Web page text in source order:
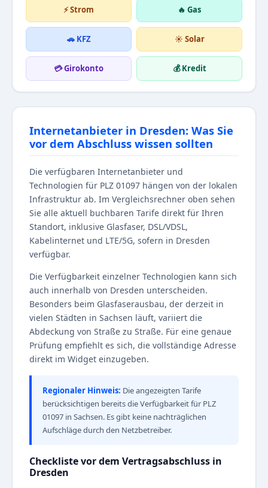
⚡ Strom 🔥 Gas
🚗 KFZ ☀️ Solar
💳 Girokonto 💰 Kredit
Internetanbieter in Dresden: Was Sie
vor dem Abschluss wissen sollten
Die verfügbaren Internetanbieter und
Technologien für PLZ 01097 hängen von der lokalen
Infrastruktur ab. Im Vergleichsrechner oben sehen
Sie alle aktuell buchbaren Tarife direkt für Ihren
Standort, inklusive Glasfaser, DSL/VDSL,
Kabelinternet und LTE/5G, sofern in Dresden
verfügbar.
Die Verfügbarkeit einzelner Technologien kann sich
auch innerhalb von Dresden unterscheiden.
Besonders beim Glasfaserausbau, der derzeit in
vielen Städten in Sachsen läuft, variiert die
Abdeckung von Straße zu Straße. Für eine genaue
Prüfung empfiehlt es sich, die vollständige Adresse
direkt im Widget einzugeben.
Regionaler Hinweis: Die angezeigten Tarife
berücksichtigen bereits die Verfügbarkeit für PLZ
01097 in Sachsen. Es gibt keine nachträglichen
Aufschläge durch den Netzbetreiber.
Checkliste vor dem Vertragsabschluss in
Dresden